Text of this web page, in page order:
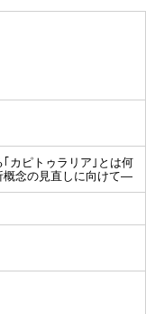
カピトゥラリア｣とは何
念の見直しに向けて―